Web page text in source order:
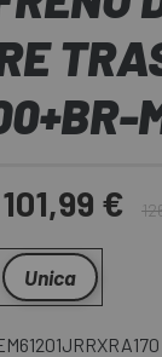
101,99 €
Unica